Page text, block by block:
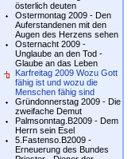
österlich deuten
Ostermontag 2009 - Den
Auferstandenen mit den
Augen des Herzens sehen
Osternacht 2009 -
Unglaube an den Tod -
Glaube an das Leben
Karfreitag 2009 Wozu Gott
fähig ist und wozu die
Menschen fähig sind
Gründonnerstag 2009 - Die
zweifache Demut
Palmsonntag.B2009 - Dem
Herrn sein Esel
5.Fastenso.B2009 -
Erneuerung des Bundes